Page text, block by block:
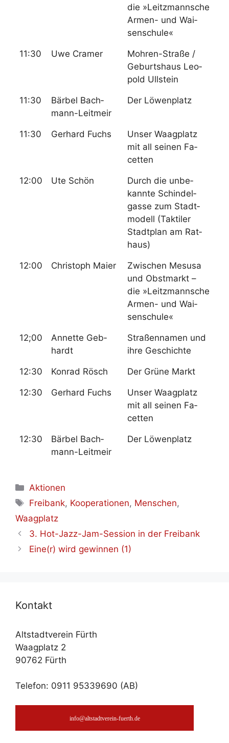
die »Leit­zmann­sche
Ar­men- und Wai­
sen­schu­le«
11:30 Uwe Cra­mer
Moh­ren-Stra­ße /
Ge­burts­haus Leo­
pold Ull­stein
11:30
Bär­bel Bach­
mann-Leit­meir
Der Lö­wen­platz
11:30 Ger­hard Fuchs
Un­ser Waag­platz
mit all sei­nen Fa­
cet­ten
12:00 Ute Schön
Durch die un­be­
kann­te Schin­del­
gas­se zum Stadt­
mo­dell (Tak­ti­ler
Stadt­plan am Rat­
haus)
12:00 Chris­toph Mai­er
Zwi­schen Me­susa
und Obst­markt –
die »Leit­zmann­sche
Ar­men- und Wai­
sen­schu­le«
12;00
An­net­te Geb­
hardt
Stra­ßen­na­men und
ih­re Ge­schich­te
12:30 Kon­rad Rösch Der Grü­ne Markt
12:30 Ger­hard Fuchs
Un­ser Waag­platz
mit all sei­nen Fa­
cet­ten
12:30
Bär­bel Bach­
mann-Leit­meir
Der Lö­wen­platz
Kategorien
Aktionen
Schlagwörter
Freibank, Kooperationen, Menschen,
Waagplatz
3. Hot-Jazz-Jam-Ses­si­on in der Frei­bank
Eine(r) wird ge­win­nen (1)
Kon­takt
Altstadtverein Fürth
Waagplatz 2
90762 Fürth
Telefon: 0911 95339690 (AB)
info@altstadtverein-fuerth.de